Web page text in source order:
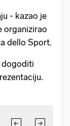
- kazao je
organizirao
dello Sport.
dogoditi